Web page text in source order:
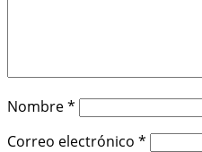
Nombre*
Correo electrónico *